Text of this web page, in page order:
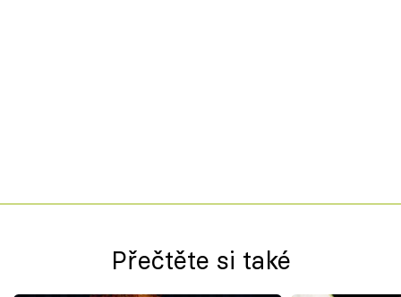
Přečtěte si také